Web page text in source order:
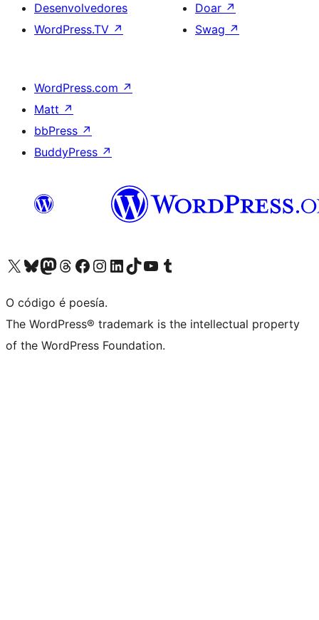
Desenvolvedores
WordPress.TV ↗
Doar ↗
Swag ↗
WordPress.com ↗
Matt ↗
bbPress ↗
BuddyPress ↗
Visita la cuenta de X (anteriormente Twitter)
Visita a nosa conta de Bluesky
Visita a nosa conta de Mastodon
Visita a nosa conta de Threads
Visita a nosa páxina de Facebook
Visita a nosa conta de Instagram
Visita a nosa conta de LinkedIn
Visita a nosa conta de TikTok
Visita a nosa canle de YouTube
Visita a nosa conta de Tumblr
O código é poesía.
The WordPress® trademark is the intellectual property
of the WordPress Foundation.